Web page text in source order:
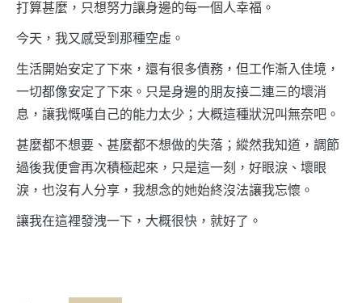
打算甚麼，只想努力讓身邊的每一個人幸福。
今天，我又感受到那種空虛。
生活開始安定了下來，還有很多債務，但工作漸入佳境，
一切都像安定了下來。只是身邊的朋友接二連三的壞消
息，讓我慨嘆自己的能力太少；大概這種狀況叫無奈吧。
甚麼都不想要、甚麼都不想做的失落；縱然我知道，調節
過後我便會再次積極起來，只是這一刻，好眼淚、壞眼
淚，也沒有人分享，我想念的她始終沒法讓我忘懷。
讓我在這裡發洩一下，大概很快，就好了。